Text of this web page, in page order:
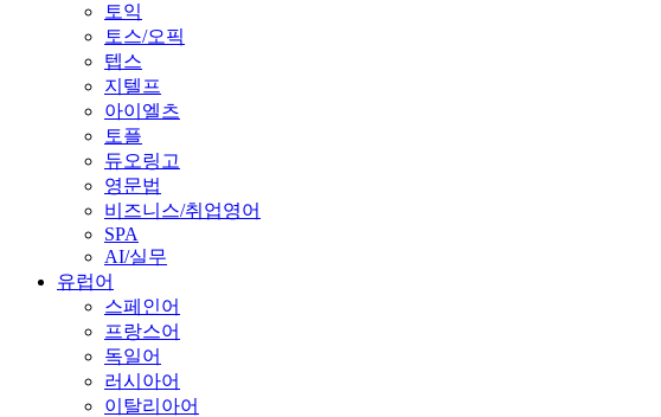
토익
토스/오픽
텝스
지텔프
아이엘츠
토플
듀오링고
영문법
비즈니스/취업영어
SPA
AI/실무
유럽어
스페인어
프랑스어
독일어
러시아어
이탈리아어